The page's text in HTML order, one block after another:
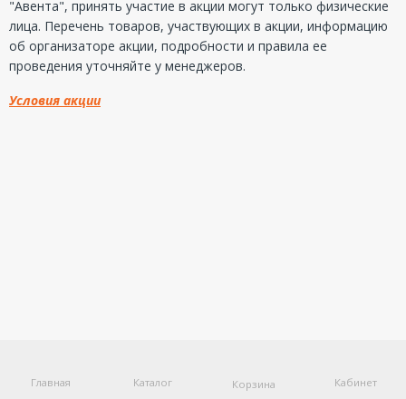
"Авента", принять участие в акции могут только физические
лица. Перечень товаров, участвующих в акции, информацию
об организаторе акции, подробности и правила ее
проведения уточняйте у менеджеров.
Условия акции
Главная Каталог Корзина Кабинет